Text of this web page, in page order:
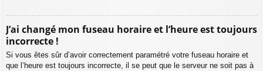
J’ai changé mon fuseau horaire et l’heure est toujours
incorrecte !
Si vous êtes sûr d’avoir correctement paramétré votre fuseau horaire et
que l’heure est toujours incorrecte, il se peut que le serveur ne soit pas à